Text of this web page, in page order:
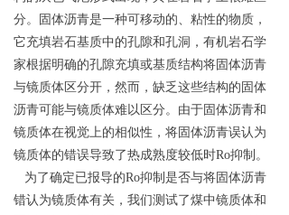
分。固体沥青是一种可移动的、粘性的物质，
它充填岩石基质中的孔隙和孔洞，有机岩石学
家根据明确的孔隙充填或基质结构将固体沥青
与镜质体区分开，然而，缺乏这些结构的固体
沥青可能与镜质体难以区分。由于固体沥青和
镜质体在视觉上的相似性，将固体沥青误认为
镜质体的错误导致了热成熟度较低时Ro抑制。
为了确定已报导的Ro抑制是否与将固体沥青
错认为镜质体有关，我们测试了煤中镜质体和